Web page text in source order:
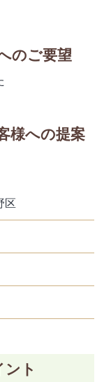
のご要望
様への提案
区
ト